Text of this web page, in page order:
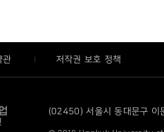
관 저작권 보호 정책
(02450) 서울시 동대문구